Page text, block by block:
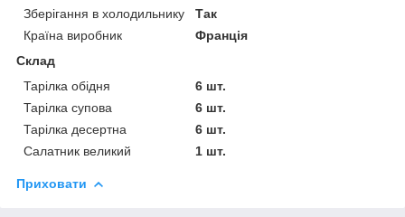
Зберігання в холодильнику
Так
Країна виробник
Франція
Склад
Тарілка обідня
6 шт.
Тарілка супова
6 шт.
Тарілка десертна
6 шт.
Салатник великий
1 шт.
Приховати